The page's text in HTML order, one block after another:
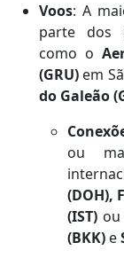
Voos: A
parte dos
como o
(GRU) em
do Galeão
ou
(DOH),
(IST)
(BKK) e